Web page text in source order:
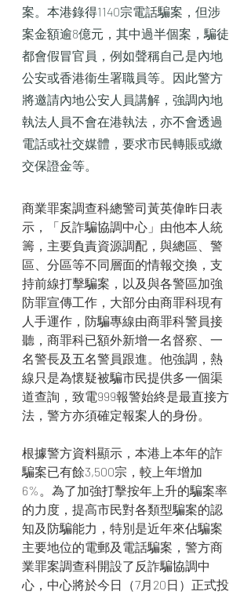
案。本港錄得1140宗電話騙案，但涉
案金額逾8億元，其中過半個案，騙徒
都會假冒官員，例如聲稱自己是內地
公安或香港衞生署職員等。因此警方
將邀請內地公安人員講解，強調內地
執法人員不會在港執法，亦不會透過
電話或社交媒體，要求市民轉賬或繳
交保證金等。
商業罪案調查科總警司黃英偉昨日表
示，「反詐騙協調中心」由他本人統
籌，主要負責資源調配，與總區、警
區、分區等不同層面的情報交換，支
持前線打擊騙案，以及與各警區加強
防罪宣傳工作，大部分由商罪科現有
人手運作，防騙專線由商罪科警員接
聽，商罪科已額外新增一名督察、一
名警長及五名警員跟進。他強調，熱
線只是為懷疑被騙市民提供多一個渠
道查詢，致電999報警始終是最直接方
法，警方亦須確定報案人的身份。
根據警方資料顯示，本港上本年的詐
騙案已有餘3,500宗，較上年增加
6%。為了加強打擊按年上升的騙案率
的力度，提高市民對各類型騙案的認
知及防騙能力，特別是近年來佔騙案
主要地位的電郵及電話騙案，警方商
業罪案調查科開設了反詐騙協調中
心，中心將於今日（7月20日）正式投